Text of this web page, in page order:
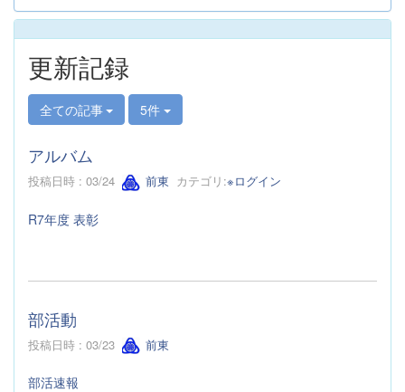
更新記録
全ての記事 5件
アルバム
投稿日時 : 03/24 前東 カテゴリ:※ログイン
R7年度 表彰
部活動
投稿日時 : 03/23 前東
部活速報